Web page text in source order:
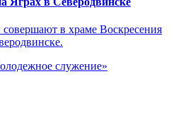
в храме Воскресения
служение»